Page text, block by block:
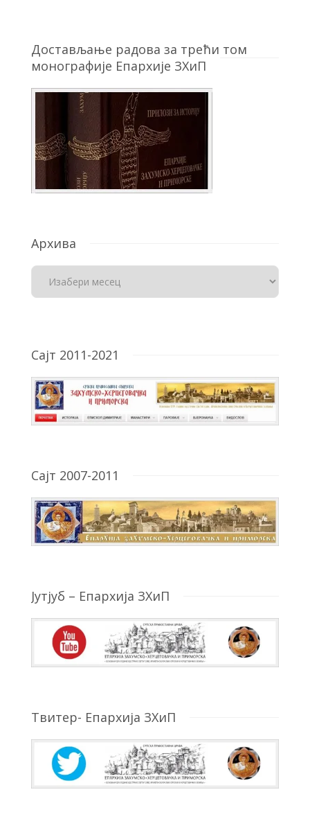
Достављање радова за трећи том
монографије Епархије ЗХиП
Архива
Сајт 2011-2021
Сајт 2007-2011
Јутјуб – Епархија ЗХиП
Твитер- Епархија ЗХиП